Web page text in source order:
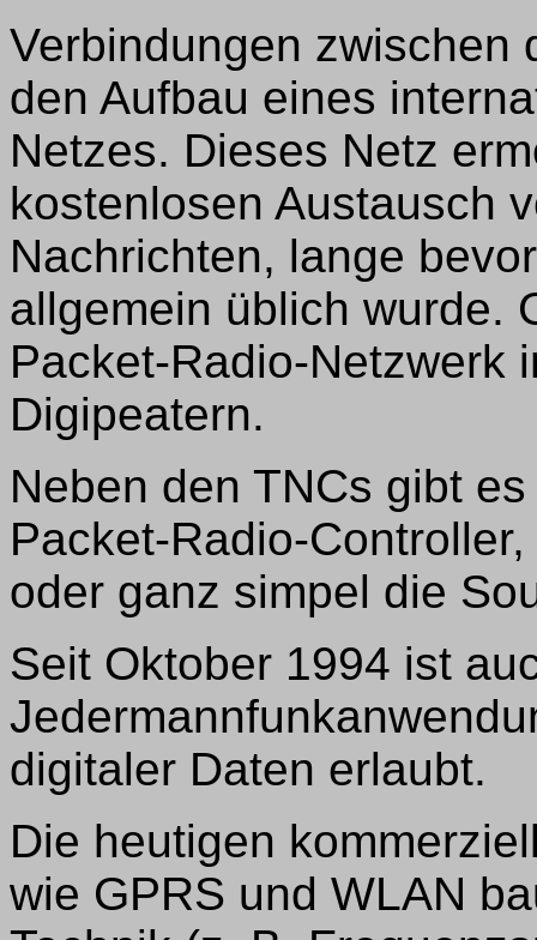
Verbindungen zwischen
den Aufbau eines
Netzes. Dieses Netz
kostenlosen Austausch
Nachrichten, lange
allgemein üblich wurde.
Packet-Radio-Netzwerk
Digipeatern.
Neben den TNCs gibt
Packet-Radio-
oder ganz simpel die
Seit Oktober 1994 ist
digitaler Daten erlaubt.
Die heutigen
wie GPRS und WLAN